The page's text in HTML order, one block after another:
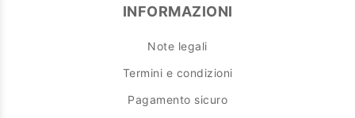
INFORMAZIONI
Note legali
Termini e condizioni
Pagamento sicuro